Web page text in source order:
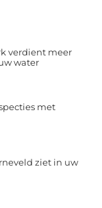
verdient meer
water
met
ziet in uw